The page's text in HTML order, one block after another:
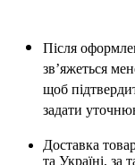
Після
зв’яжеться
щоб
задати
Доставка
та Україні, за